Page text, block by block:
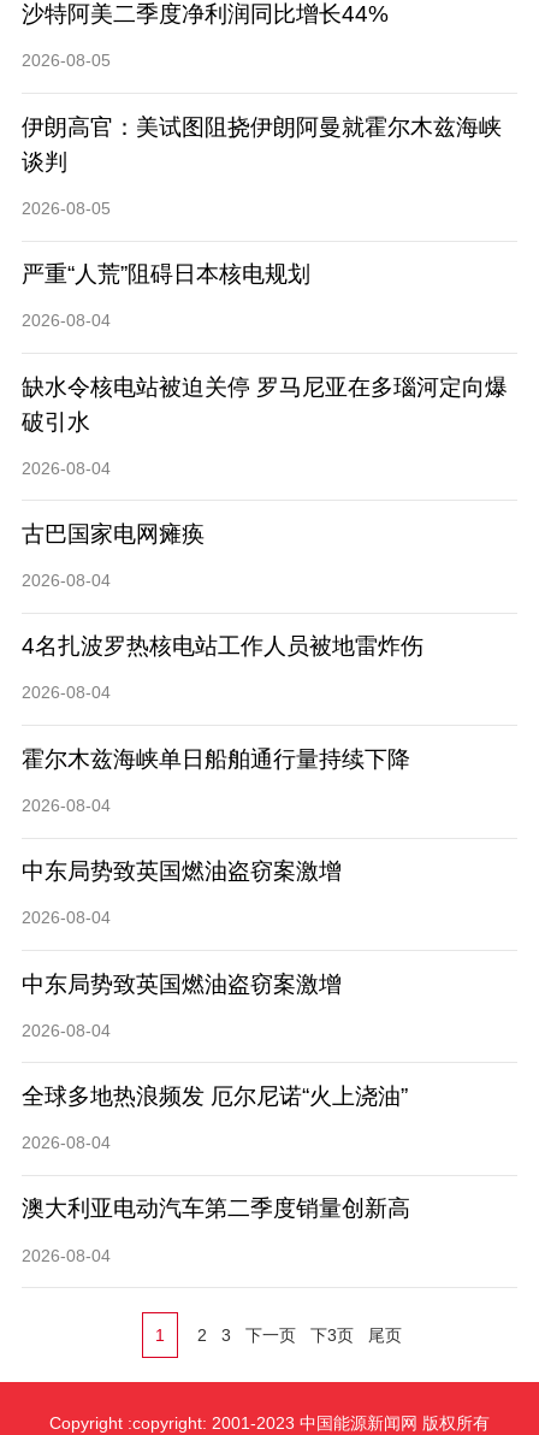
沙特阿美二季度净利润同比增长44%
2026-08-05
伊朗高官：美试图阻挠伊朗阿曼就霍尔木兹海峡
谈判
2026-08-05
严重“人荒”阻碍日本核电规划
2026-08-04
缺水令核电站被迫关停 罗马尼亚在多瑙河定向爆
破引水
2026-08-04
古巴国家电网瘫痪
2026-08-04
4名扎波罗热核电站工作人员被地雷炸伤
2026-08-04
​霍尔木兹海峡单日船舶通行量持续下降
2026-08-04
中东局势致英国燃油盗窃案激增
2026-08-04
中东局势致英国燃油盗窃案激增
2026-08-04
全球多地热浪频发 厄尔尼诺“火上浇油”
2026-08-04
澳大利亚电动汽车第二季度销量创新高
2026-08-04
1 2 3 下一页 下3页 尾页
Copyright :copyright: 2001-2023 中国能源新闻网 版权所有